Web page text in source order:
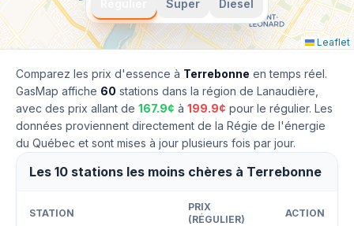
Leaflet
Super Diesel
Comparez les prix d'essence à Terrebonne en temps réel.
GasMap affiche 60 stations dans la région de Lanaudière
avec des prix allant de 167.9¢ à 199.9¢ pour le régulier. Les
données proviennent directement de la Régie de l'énergie
du Québec et sont mises à jour plusieurs fois par jour.
Les 10 stations les moins chères à Terrebonne
STATION
PRIX
(RÉGULIER)
ACTION